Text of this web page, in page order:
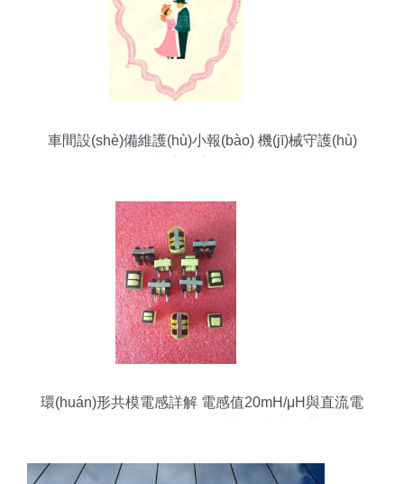
車間設(shè)備維護(hù)小報(bào) 機(jī)械守護(hù)
環(huán)形共模電感詳解 電感值20mH/μH與直流電